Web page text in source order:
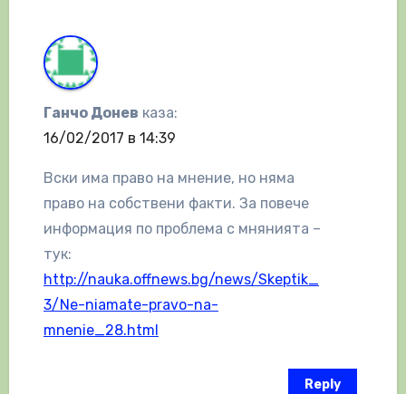
Ганчо Донев каза:
16/02/2017 в 14:39
Вски има право на мнение, но няма
право на собствени факти. За повече
информация по проблема с мнянията –
тук:
http://nauka.offnews.bg/news/Skeptik_
3/Ne-niamate-pravo-na-
mnenie_28.html
Reply